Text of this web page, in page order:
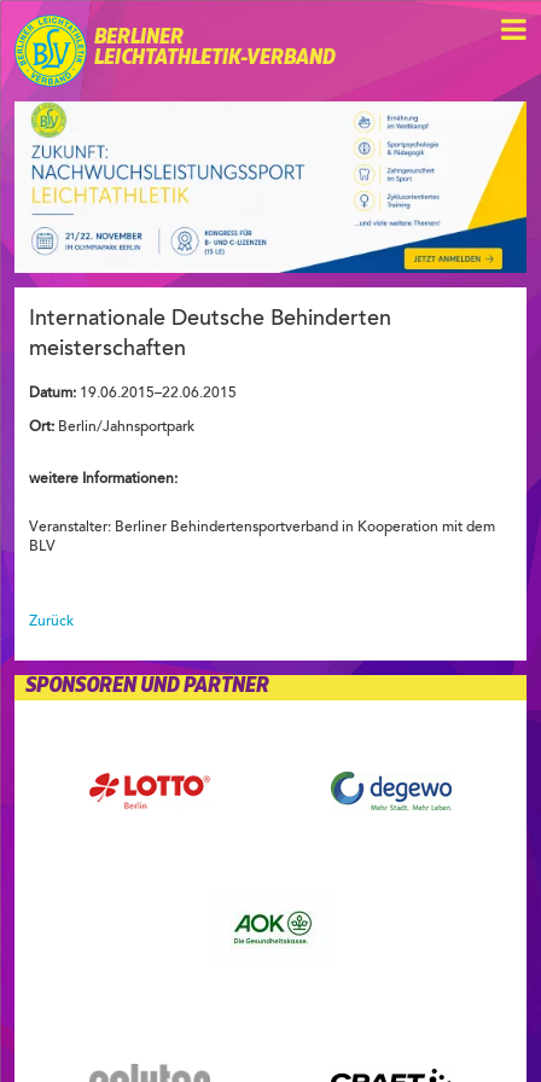
BERLINER
LEICHTATHLETIK-VERBAND
Internationale Deutsche Behinderten
meisterschaften
Datum: 19.06.2015–22.06.2015
Ort: Berlin/Jahnsportpark
weitere Informationen:
Veranstalter: Berliner Behindertensportverband in Kooperation mit dem
BLV
Zurück
SPONSOREN UND PARTNER